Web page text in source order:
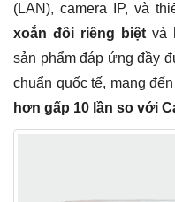
(LAN), camera IP, và
xoắn đôi riêng biệt và
sản phẩm đáp ứng đầy
chuẩn quốc tế, mang
hơn gấp 10 lần so với